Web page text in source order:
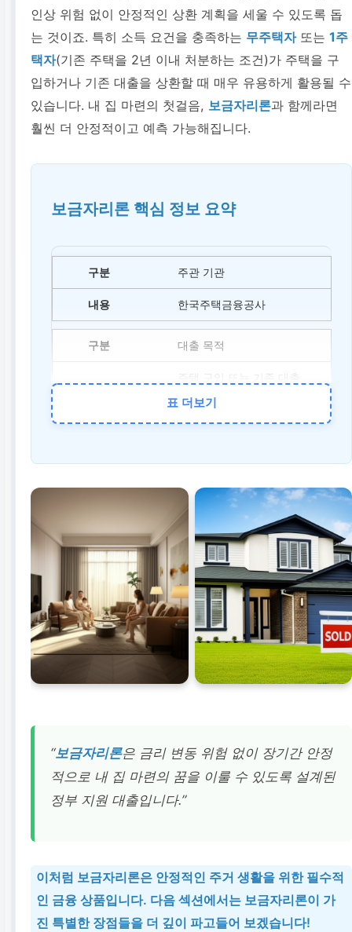
인상 위험 없이 안정적인 상환 계획을 세울 수 있도록 돕
는 것이죠. 특히 소득 요건을 충족하는 무주택자또는1주
택자(기존 주택을 2년 이내 처분하는 조건)가 주택을 구
입하거나 기존 대출을 상환할 때 매우 유용하게 활용될 수
있습니다. 내 집 마련의 첫걸음, 보금자리론과 함께라면
훨씬 더 안정적이고 예측 가능해집니다.
보금자리론 핵심 정보 요약
주관 기관
한국주택금융공사
대출 목적
상환
주요 대상
무주택자 또는 1주택자 (2년
이내 처분 조건)
표 더보기
“보금자리론은 금리 변동 위험 없이 장기간 안정
적으로 내 집 마련의 꿈을 이룰 수 있도록 설계된
정부 지원 대출입니다.”
이처럼 보금자리론은 안정적인 주거 생활을 위한 필수적
인 금융 상품입니다. 다음 섹션에서는 보금자리론이 가
진 특별한 장점들을 더 깊이 파고들어 보겠습니다!